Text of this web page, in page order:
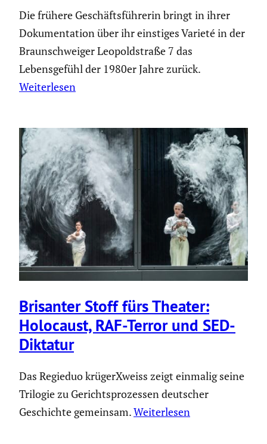
Die frühere Geschäftsführerin bringt in ihrer
Dokumentation über ihr einstiges Varieté in der
Braunschweiger Leopoldstraße 7 das
Lebensgefühl der 1980er Jahre zurück.
Weiterlesen
Brisanter Stoff fürs Theater:
Holocaust, RAF-Terror und SED-
Diktatur
Das Regieduo krügerXweiss zeigt einmalig seine
Trilogie zu Gerichtsprozessen deutscher
Geschichte gemeinsam.Weiterlesen